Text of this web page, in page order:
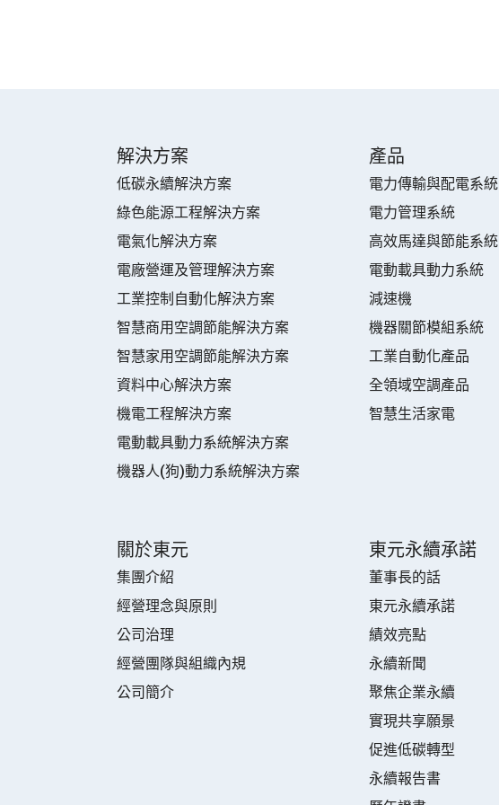
解決方案
低碳永續解決方案
綠色能源工程解決方案
電氣化解決方案
電廠營運及管理解決方案
工業控制自動化解決方案
智慧商用空調節能解決方案
智慧家用空調節能解決方案
資料中心解決方案
機電工程解決方案
電動載具動力系統解決方案
機器人(狗)動力系統解決方案
產品
電力傳輸與配電系統
電力管理系統
高效馬達與節能系統
電動載具動力系統
減速機
機器關節模組系統
工業自動化產品
全領域空調產品
智慧生活家電
關於東元
集團介紹
經營理念與原則
公司治理
經營團隊與組織內規
公司簡介
東元永續承諾
董事長的話
東元永續承諾
績效亮點
永續新聞
聚焦企業永續
實現共享願景
促進低碳轉型
永續報告書